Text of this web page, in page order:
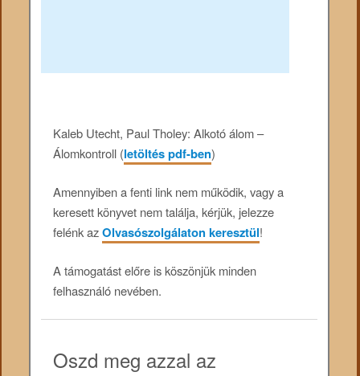
Kaleb Utecht, Paul Tholey: Alkotó álom –
Álomkontroll (letöltés pdf-ben)
Amennyiben a fenti link nem működik, vagy a
keresett könyvet nem találja, kérjük, jelezze
felénk azOlvasószolgálaton keresztül!
A támogatást előre is köszönjük minden
felhasználó nevében.
Oszd meg azzal az